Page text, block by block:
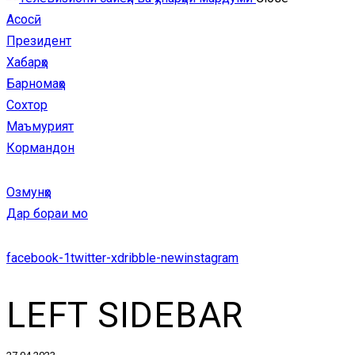
Асосӣ
Президент
Хабарҳо
Барномаҳо
Сохтор
Маъмурият
Кормандон
Озмунҳо
Дар бораи мо
facebook-1twitter-xdribble-newinstagram
LEFT SIDEBAR